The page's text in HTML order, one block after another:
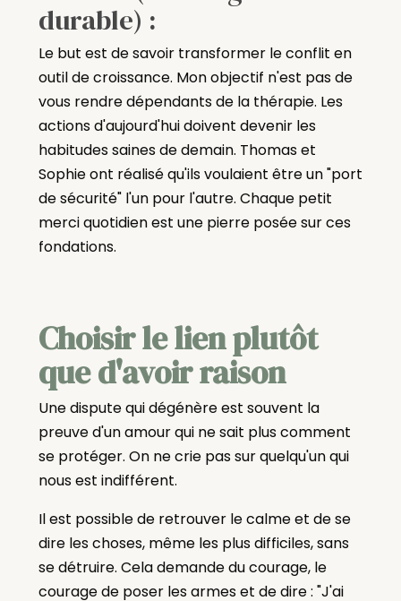
durable) :
Le but est de savoir transformer le conflit en
outil de croissance. Mon objectif n'est pas de
vous rendre dépendants de la thérapie. Les
actions d'aujourd'hui doivent devenir les
habitudes saines de demain. Thomas et
Sophie ont réalisé qu'ils voulaient être un "port
de sécurité" l'un pour l'autre. Chaque petit
merci quotidien est une pierre posée sur ces
fondations.
Choisir le lien plutôt
que d'avoir raison
Une dispute qui dégénère est souvent la
preuve d'un amour qui ne sait plus comment
se protéger. On ne crie pas sur quelqu'un qui
nous est indifférent.
Il est possible de retrouver le calme et de se
dire les choses, même les plus difficiles, sans
se détruire. Cela demande du courage, le
courage de poser les armes et de dire : "J'ai